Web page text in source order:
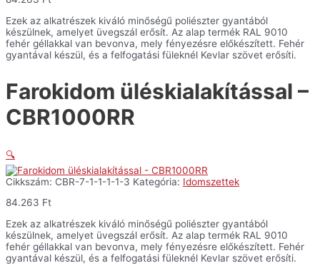
Ezek az alkatrészek kiváló minőségű poliészter gyantából
készülnek, amelyet üvegszál erősít. Az alap termék RAL 9010
fehér géllakkal van bevonva, mely fényezésre előkészített. Fehér
gyantával készül, és a felfogatási füleknél Kevlar szövet erősíti.
Farokidom üléskialakítással –
CBR1000RR
🔍
Cikkszám: CBR-7-1-1-1-1-3 Kategória: Idomszettek
84.263 Ft
Ezek az alkatrészek kiváló minőségű poliészter gyantából
készülnek, amelyet üvegszál erősít. Az alap termék RAL 9010
fehér géllakkal van bevonva, mely fényezésre előkészített. Fehér
gyantával készül, és a felfogatási füleknél Kevlar szövet erősíti.